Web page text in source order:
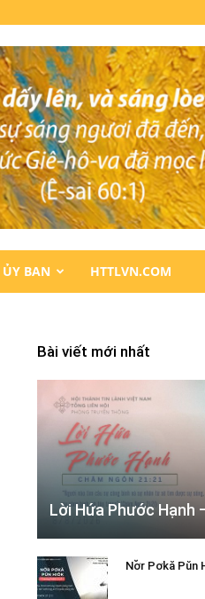
ỦY BAN HTTLVN.COM
Bài viết mới nhất
Lời Hứa Phước Hạnh
Nơ̆r Pơkă Pŭn